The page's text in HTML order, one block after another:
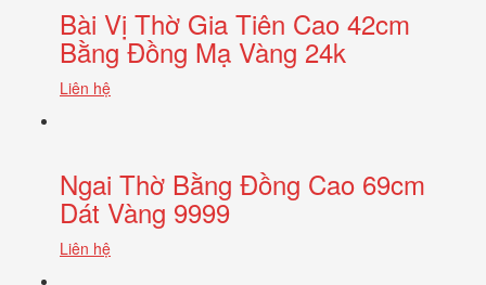
Bài Vị Thờ Gia Tiên Cao 42cm
Bằng Đồng Mạ Vàng 24k
Liên hệ
Ngai Thờ Bằng Đồng Cao 69cm
Dát Vàng 9999
Liên hệ